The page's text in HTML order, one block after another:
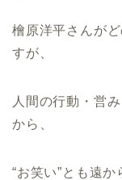
檜原洋平さんが
すが、
人間の行動・営
から、
“お笑い”とも遠